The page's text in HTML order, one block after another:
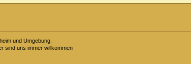
und Umgebung.
sind uns immer willkommen